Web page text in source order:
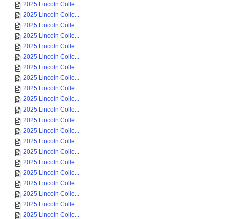
2025 Lincoln Colle...
2025 Lincoln Colle...
2025 Lincoln Colle...
2025 Lincoln Colle...
2025 Lincoln Colle...
2025 Lincoln Colle...
2025 Lincoln Colle...
2025 Lincoln Colle...
2025 Lincoln Colle...
2025 Lincoln Colle...
2025 Lincoln Colle...
2025 Lincoln Colle...
2025 Lincoln Colle...
2025 Lincoln Colle...
2025 Lincoln Colle...
2025 Lincoln Colle...
2025 Lincoln Colle...
2025 Lincoln Colle...
2025 Lincoln Colle...
2025 Lincoln Colle...
2025 Lincoln Colle...